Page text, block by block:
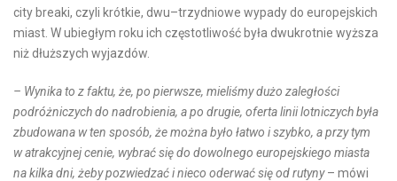
city breaki, czyli krótkie, dwu–trzydniowe wypady do europejskich
miast. W ubiegłym roku ich częstotliwość była dwukrotnie wyższa
niż dłuższych wyjazdów.
– Wynika to z faktu, że, po pierwsze, mieliśmy dużo zaległości
podróżniczych do nadrobienia, a po drugie, oferta linii lotniczych była
zbudowana w ten sposób, że można było łatwo i szybko, a przy tym
w atrakcyjnej cenie, wybrać się do dowolnego europejskiego miasta
na kilka dni, żeby pozwiedzać i nieco oderwać się od rutyny– mówi